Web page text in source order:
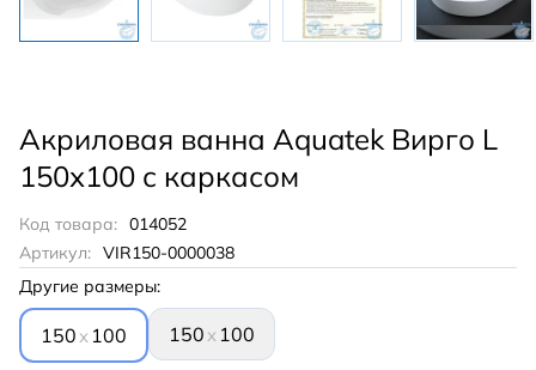
Акриловая ванна Aquatek Вирго L
150х100 с каркасом
Код товара: 014052
Артикул: VIR150-0000038
Другие размеры:
150 x 100 150 x 100